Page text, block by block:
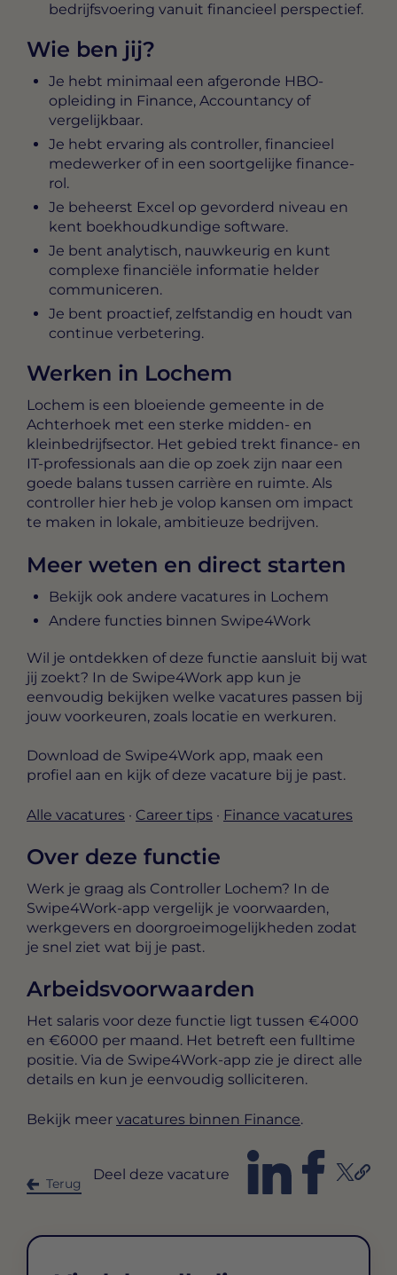
bedrijfsvoering vanuit financieel perspectief.
Wie ben jij?
Je hebt minimaal een afgeronde HBO-
opleiding in Finance, Accountancy of
vergelijkbaar.
Je hebt ervaring als controller, financieel
medewerker of in een soortgelijke finance-
rol.
Je beheerst Excel op gevorderd niveau en
kent boekhoudkundige software.
Je bent analytisch, nauwkeurig en kunt
complexe financiële informatie helder
communiceren.
Je bent proactief, zelfstandig en houdt van
continue verbetering.
Werken in Lochem
Lochem is een bloeiende gemeente in de
Achterhoek met een sterke midden- en
kleinbedrijfsector. Het gebied trekt finance- en
IT-professionals aan die op zoek zijn naar een
goede balans tussen carrière en ruimte. Als
controller hier heb je volop kansen om impact
te maken in lokale, ambitieuze bedrijven.
Meer weten en direct starten
Bekijk ook andere vacatures in Lochem
Andere functies binnen Swipe4Work
Wil je ontdekken of deze functie aansluit bij wat
jij zoekt? In de Swipe4Work app kun je
eenvoudig bekijken welke vacatures passen bij
jouw voorkeuren, zoals locatie en werkuren.
Download de Swipe4Work app, maak een
profiel aan en kijk of deze vacature bij je past.
Alle vacatures · Career tips · Finance vacatures
Over deze functie
Werk je graag als Controller Lochem? In de
Swipe4Work-app vergelijk je voorwaarden,
werkgevers en doorgroeimogelijkheden zodat
je snel ziet wat bij je past.
Arbeidsvoorwaarden
Het salaris voor deze functie ligt tussen €4000
en €6000 per maand . Het betreft een fulltime
positie. Via de Swipe4Work-app zie je direct alle
details en kun je eenvoudig solliciteren.
Bekijk meer vacatures binnen Finance.
Terug
Deel deze vacature